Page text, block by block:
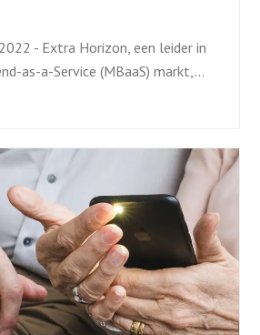
- Extra Horizon, een leider in
as-a-Service (MBaaS) markt,…